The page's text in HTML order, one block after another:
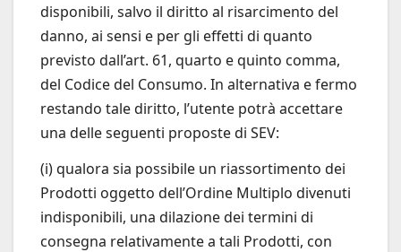
disponibili, salvo il diritto al risarcimento del
danno, ai sensi e per gli effetti di quanto
previsto dall’art. 61, quarto e quinto comma,
del Codice del Consumo. In alternativa e fermo
restando tale diritto, l’utente potrà accettare
una delle seguenti proposte di SEV:
(i) qualora sia possibile un riassortimento dei
Prodotti oggetto dell’Ordine Multiplo divenuti
indisponibili, una dilazione dei termini di
consegna relativamente a tali Prodotti, con